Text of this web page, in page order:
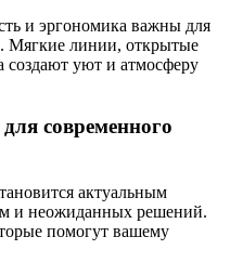
и эргономика важны для
Мягкие линии, открытые
создают уют и атмосферу
современного
актуальным
и неожиданных решений.
помогут вашему